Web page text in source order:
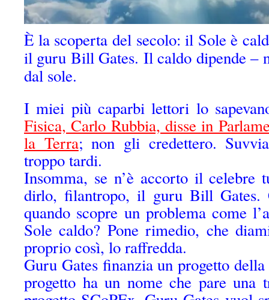
È la scoperta del secolo: il Sole è
il guru Bill Gates. Il caldo dipende –
dal sole.
I miei più caparbi lettori lo
Fisica, Carlo Rubbia, disse in
la Terra; non gli credettero.
troppo tardi.
Insomma, se n’è accorto il celebre
dirlo, filantropo, il guru Bill Gates.
quando scopre un problema come
Sole caldo? Pone rimedio, che
proprio così, lo raffredda.
Guru Gates finanzia un progetto
progetto ha un nome che pare una